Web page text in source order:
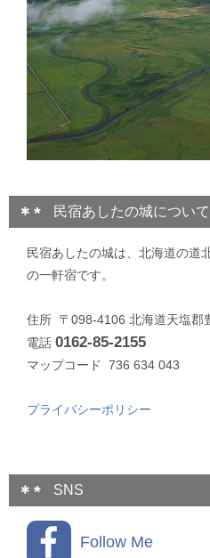
民宿あしたの城について
民宿あしたの城は、北海道の道
の一軒宿です。
住所 〒098-4106 北海道天塩郡
電話 0162-85-2155
マップコード 736 634 043
プライバシーポリシー
SNS
Follow Me